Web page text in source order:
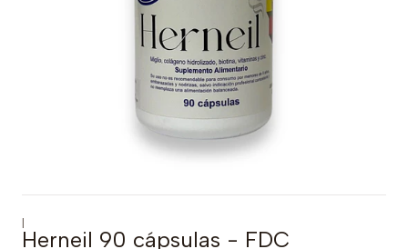
|
Herneil 90 cápsulas - FDC